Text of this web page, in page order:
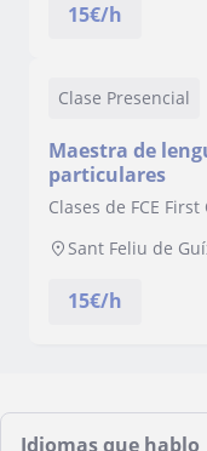
15€/h
Clase Presencial
Maestra de
particulares
Clases de FCE
Sant Feliu de
15€/h
Idiomas que hablo